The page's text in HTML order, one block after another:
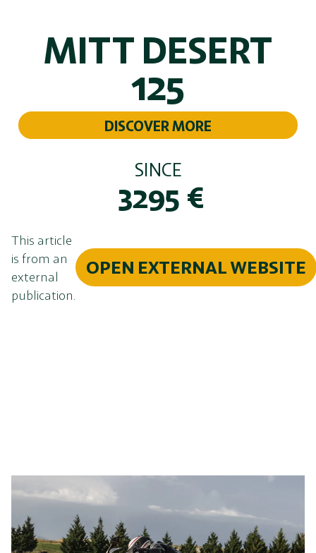
MITT DESERT
125
DISCOVER MORE
SINCE
3295 €
This article
is from an
external
publication.
OPEN EXTERNAL WEBSITE